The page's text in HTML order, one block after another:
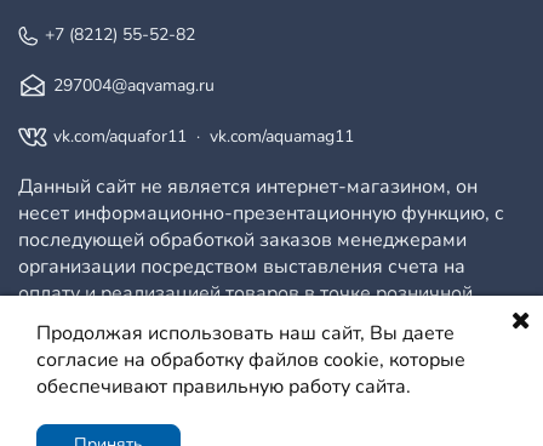
+7 (8212) 55-52-82
297004@aqvamag.ru
vk.com/aquafor11 · vk.com/aquamag11
Данный сайт не является интернет-магазином, он
несет информационно-презентационную функцию, с
последующей обработкой заказов менеджерами
организации посредством выставления счета на
оплату и реализацией товаров в точке розничной
продажи.
© ООО АКВАМАГ, 2026
Политика конфиденциальности
Сайт создан на платформе МойБизнес2
Продолжая использовать наш сайт, Вы даете
согласие на обработку файлов cookie, которые
обеспечивают правильную работу сайта.